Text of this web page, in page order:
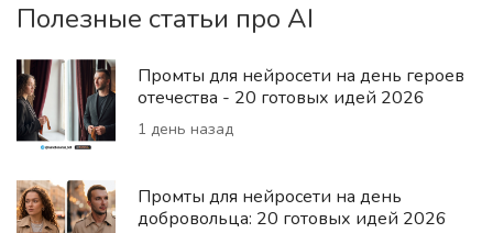
Полезные статьи про AI
Промты для нейросети на день героев
отечества - 20 готовых идей 2026
1 день назад
Промты для нейросети на день
добровольца: 20 готовых идей 2026